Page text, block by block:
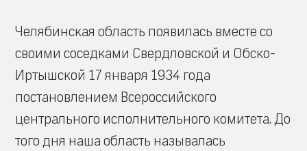
Челябинская область появилась вместе со
своими соседками Свердловской и Обско-
Иртышской 17 января 1934 года
постановлением Всероссийского
центрального исполнительного комитета. До
того дня наша область называлась